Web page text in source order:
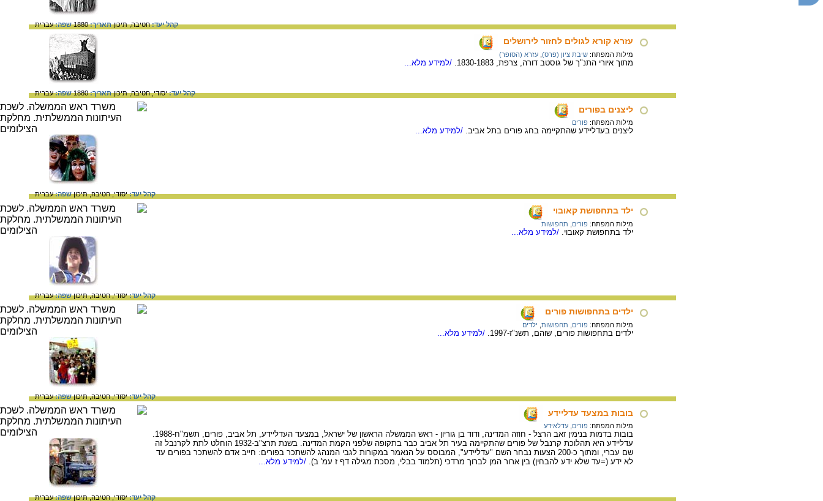
קהל יעד:חטיבה,תיכוןתאריך:1880 שפה:עברית
עזרא קורא לגולים לחזור לירושלים
מילות המפתח: שיבת ציון (פרס) עזרא (הסופר)
מתוך איורי התנ"ך של גוסטב דורה, צרפת, 1830-1883. /למידע מלא...
קהל יעד:יסודי,חטיבה,תיכוןתאריך:1880 שפה:עברית
ליצנים בפורים
מילות המפתח: פורים
ליצנים בעדליידע שהתקיימה בחג פורים בתל אביב. /למידע מלא...
קהל יעד:יסודי,חטיבה,תיכוןשפה:עברית
ילד בתחפושת קאובוי
מילות המפתח: פורים תחפושות
ילד בתחפושת קאובוי. /למידע מלא...
קהל יעד:יסודי,חטיבה,תיכוןשפה:עברית
ילדים בתחפושות פורים
מילות המפתח: פורים תחפושות ילדים
ילדים בתחפושות פורים, שוהם, תשנ"ז-1997. /למידע מלא...
קהל יעד:יסודי,חטיבה,תיכוןשפה:עברית
בובות במצעד עדליידע
מילות המפתח: פורים עדלאידע
בובות בדמות בנימין זאב הרצל - חוזה המדינה, ודוד בן גוריון - ראש הממשלה הראשון של ישראל, במצעד העדליידע, תל אביב, פורים, תשמ"ח-1988.
עדליידע היא תהלוכת קרנבל של פורים שהתקיימה בעיר תל אביב כבר בתקופה שלפני הקמת המדינה. בשנת תרצ"ב-1932 הוחלט לתת לקרנבל זה
שם עברי, ומתוך כ-200 הצעות נבחר השם "עדליידע", המבוסס על הנאמר במקורות לגבי המנהג להשתכר בפורים: חייב אדם להשתכר בפורים עד
לא ידע (=עד שלא ידע להבחין) בין ארור המן לברוך מרדכי (תלמוד בבלי, מסכת מגילה דף ז עמ' ב). /למידע מלא...
קהל יעד:יסודי,חטיבה,תיכוןשפה:עברית